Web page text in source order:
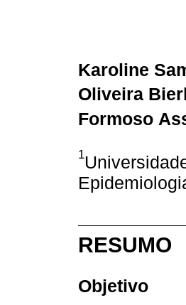
Karoline
Oliveira
Formoso
1
RESUMO
Objetivo